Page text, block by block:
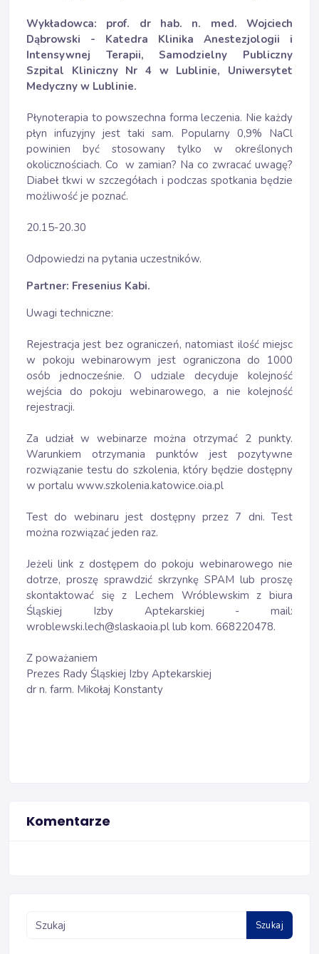
Wykładowca: prof. dr hab. n. med. Wojciech
Dąbrowski - Katedra Klinika Anestezjologii i
Intensywnej Terapii, Samodzielny Publiczny
Szpital Kliniczny Nr 4 w Lublinie, Uniwersytet
Medyczny w Lublinie.
Płynoterapia to powszechna forma leczenia. Nie każdy
płyn infuzyjny jest taki sam. Popularny 0,9% NaCl
powinien być stosowany tylko w określonych
okolicznościach. Co w zamian? Na co zwracać uwagę?
Diabeł tkwi w szczegółach i podczas spotkania będzie
możliwość je poznać.
20.15-20.30
Odpowiedzi na pytania uczestników.
Partner: Fresenius Kabi.
Uwagi techniczne:
Rejestracja jest bez ograniczeń, natomiast ilość miejsc
w pokoju webinarowym jest ograniczona do 1000
osób jednocześnie. O udziale decyduje kolejność
wejścia do pokoju webinarowego, a nie kolejność
rejestracji.
Za udział w webinarze można otrzymać 2 punkty.
Warunkiem otrzymania punktów jest pozytywne
rozwiązanie testu do szkolenia, który będzie dostępny
w portalu www.szkolenia.katowice.oia.pl
Test do webinaru jest dostępny przez 7 dni. Test
można rozwiązać jeden raz.
Jeżeli link z dostępem do pokoju webinarowego nie
dotrze, proszę sprawdzić skrzynkę SPAM lub proszę
skontaktować się z Lechem Wróblewskim z biura
Śląskiej Izby Aptekarskiej - mail:
wroblewski.lech@slaskaoia.pl lub kom. 668220478.
Z poważaniem
Prezes Rady Śląskiej Izby Aptekarskiej
dr n. farm. Mikołaj Konstanty
Komentarze
Szukaj